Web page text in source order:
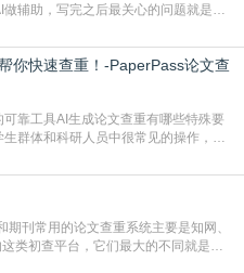
辅助，写完之后最关心的问题就是ai
海量公开学术文献、网络内容，生成
容易和已发布的作品撞重复，甚至会
你快速查重！-PaperPass论文查
靠工具AI生成论文查重有哪些特殊要
群体和科研人员中很常见的操作，不
重复风险——训练AI的数据集本身就包
AI输出内容时很容易无意识拼接出重
类初查平台，它们最大的不同就是数